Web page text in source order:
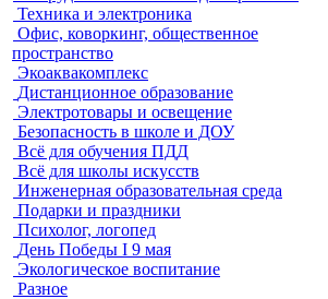
Техника и электроника
Офис, коворкинг, общественное
пространство
Экоаквакомплекс
Дистанционное образование
Электротовары и освещение
Безопасность в школе и ДОУ
Всё для обучения ПДД
Всё для школы искусств
Инженерная образовательная среда
Подарки и праздники
Психолог, логопед
День Победы I 9 мая
Экологическое воспитание
Разное